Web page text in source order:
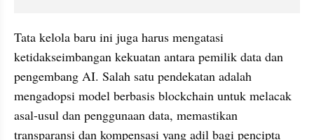
Tata kelola baru ini juga harus mengatasi
ketidakseimbangan kekuatan antara pemilik data dan
pengembang AI. Salah satu pendekatan adalah
mengadopsi model berbasis blockchain untuk melacak
asal-usul dan penggunaan data, memastikan
transparansi dan kompensasi yang adil bagi pencipta